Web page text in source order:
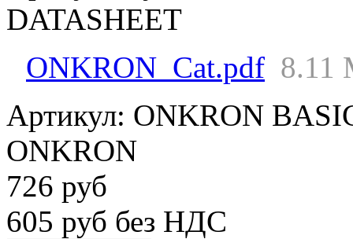
DATASHEET
ONKRON_Cat.pdf 8.11
Артикул: ONKRON
ONKRON
726 руб
605 руб без НДС